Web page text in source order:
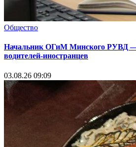
Общество
Начальник ОГиМ Минского РУВД
водителей-иностранцев
03.08.26 09:09